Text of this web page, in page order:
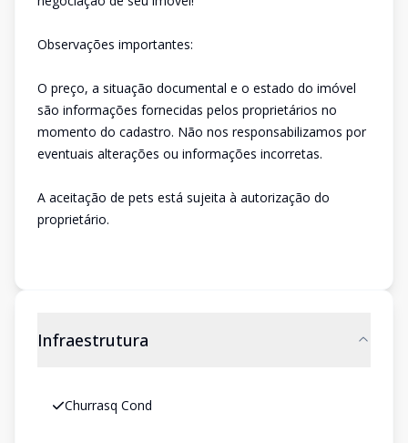
Observações importantes:
O preço, a situação documental e o estado do imóvel
são informações fornecidas pelos proprietários no
momento do cadastro. Não nos responsabilizamos por
eventuais alterações ou informações incorretas.
A aceitação de pets está sujeita à autorização do
proprietário.
Infraestrutura
Churrasq Cond